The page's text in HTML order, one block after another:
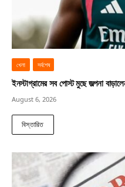
খেলা সর্বশেষ
ইনস্টাগ্রামের সব পোস্ট মুছে জল্পনা
August 6, 2026
বিস্তারিত